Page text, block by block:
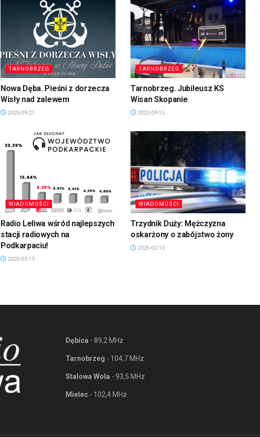
TARNOBRZEG
Nowa Dęba. Pieśni z dorzecza
Wisły nad zalewem
2025-09-27
TARNOBRZEG
Tarnobrzeg. Jubileusz KS
Wisan Skopanie
2025-09-15
WIADOMOŚCI
Radio Leliwa wśród najlepszych
stacji radiowych na
Podkarpaciu!
2025-03-19
WIADOMOŚCI
Trzydnik Duży: Mężczyzna
oskarżony o zabójstwo żony
2025-02-10
Dębica - 89,2 MHz
Tarnobrzeg - 104,7 MHz
Stalowa Wola - 93,5 MHz
Mielec - 102,4 MHz